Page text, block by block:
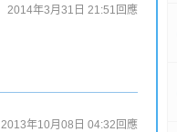
2014年3月31日 21:51 回應
2013年10月08日 04:32 回應